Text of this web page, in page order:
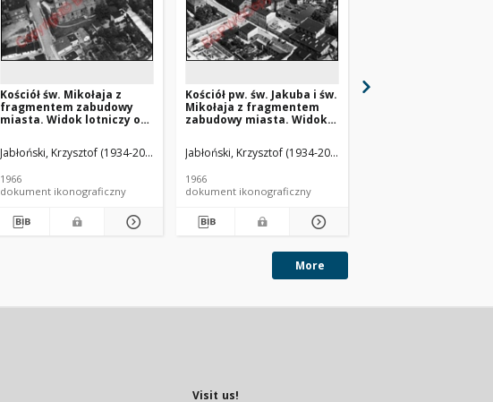
Kościół św. Mikołaja z
fragmentem zabudowy
miasta. Widok lotniczy od
Chełmża
Jabłoński, Krzysztof (1934-2014).
1966
dokument ikonograficzny
Kościół pw. św. Jakuba i św.
Mikołaja z fragmentem
zabudowy miasta. Widok
południowej. Chełmno
Jabłoński, Krzysztof (1934-2014).
1966
dokument ikonograficzny
More
Visit us!